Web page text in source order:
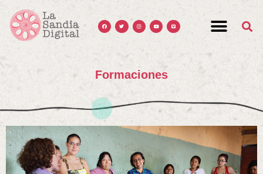
Formaciones